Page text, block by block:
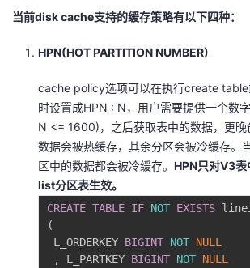
当前disk cache支持的缓存策略有以下四种：
HPN(HOT PARTITION NUMBER)
cache policy选项可以在执⾏create
时设置成HPN : N，⽤户需要提供⼀个数
N <= 1600)，之后获取表中的数据，更晚
数据会被热缓存，其余分区会被冷缓存。
区中的数据都会被冷缓存。 HPN只对V3
list分区表⽣效。
CREATE TABLE IF NOT EXISTS
(
L_ORDERKEY BIGINT NOT NULL
,
L_PARTKEY BIGINT NOT NULL